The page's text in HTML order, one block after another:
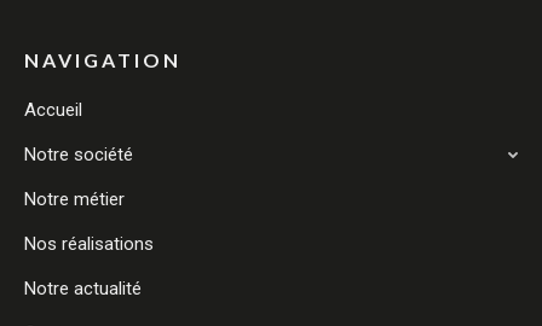
NAVIGATION
Accueil
Notre société
Notre métier
Nos réalisations
Notre actualité